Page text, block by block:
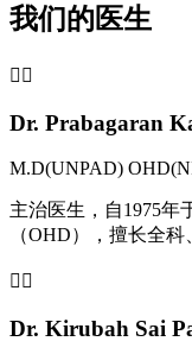
我们的医生
👨‍⚕️
Dr. Prabagaran
M.D(UNPAD)
主治医生，自1975年
（OHD），擅长全
👩‍⚕️
Dr. Kirubah Sai